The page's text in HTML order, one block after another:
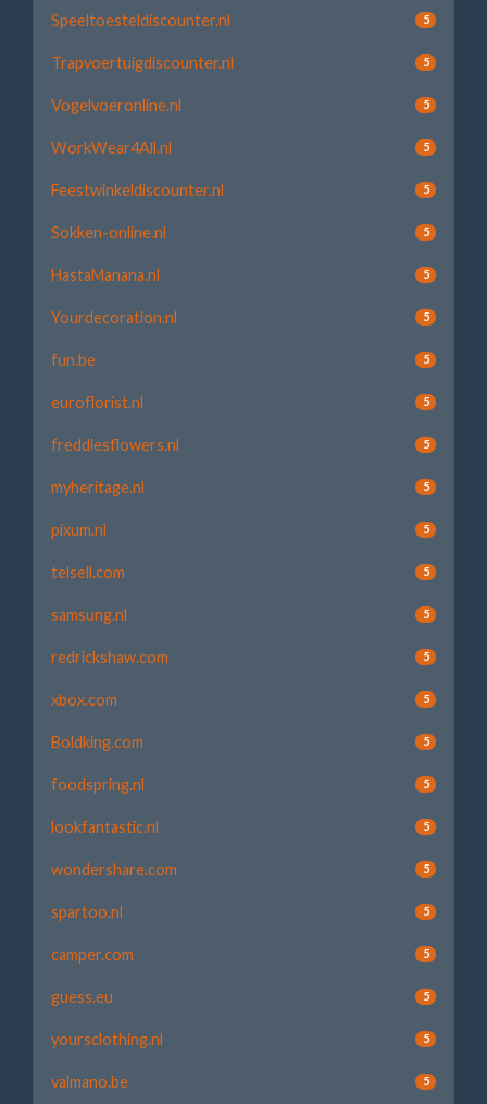
Speeltoesteldiscounter.nl 5
Trapvoertuigdiscounter.nl 5
Vogelvoeronline.nl 5
WorkWear4All.nl 5
Feestwinkeldiscounter.nl 5
Sokken-online.nl 5
HastaManana.nl 5
Yourdecoration.nl 5
fun.be 5
euroflorist.nl 5
freddiesflowers.nl 5
myheritage.nl 5
pixum.nl 5
telsell.com 5
samsung.nl 5
redrickshaw.com 5
xbox.com 5
Boldking.com 5
foodspring.nl 5
lookfantastic.nl 5
wondershare.com 5
spartoo.nl 5
camper.com 5
guess.eu 5
yoursclothing.nl 5
valmano.be 5